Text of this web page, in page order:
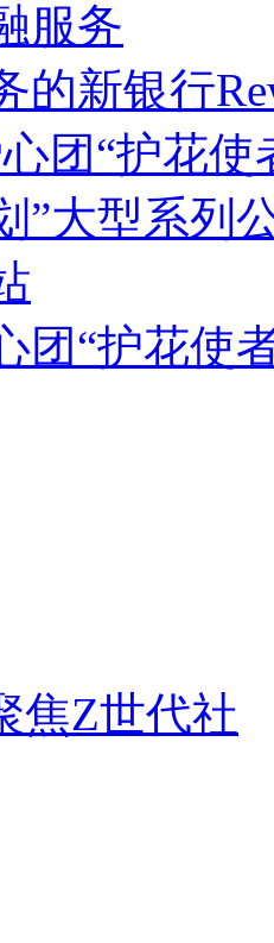
的新银行
团“护花使
焦Z世代社